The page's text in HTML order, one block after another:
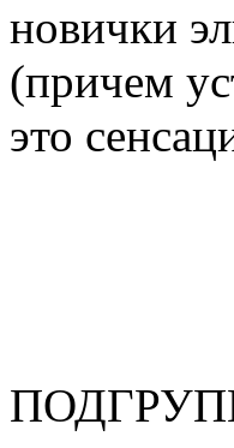
новички
(причем
это